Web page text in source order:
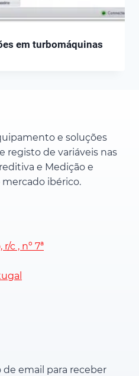
em turbomáquinas
e soluções
registo de variáveis nas
e Medição e
mercado ibérico.
c , nº 7ª
email para receber